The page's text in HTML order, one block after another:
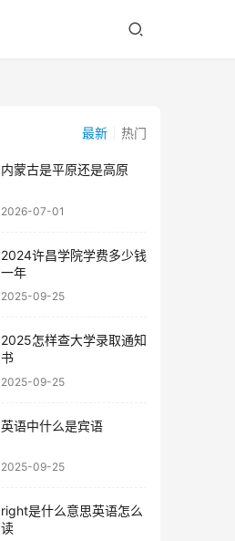
最新 热门
内蒙古是平原还是高原
2026-07-01
2024许昌学院学费多少钱
一年
2025-09-25
2025怎样查大学录取通知
书
2025-09-25
英语中什么是宾语
2025-09-25
right是什么意思英语怎么
读